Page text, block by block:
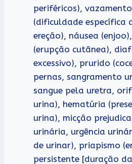
periféricos),
(dificuldade específica
ereção), náusea
(erupção cutânea),
excessivo), prurido
pernas, sangramento
sangue pela uretra,
urina), hematúria
urina), micção
urinária, urgência
de urinar), priapismo
persistente [duração